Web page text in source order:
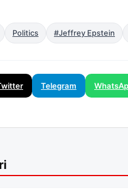
Politics #Jeffrey Epstein
Telegram